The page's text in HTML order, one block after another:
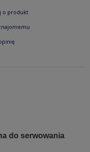
o produkt
do serwowania